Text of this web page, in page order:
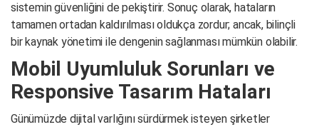
sistemin güvenliğini de pekiştirir. Sonuç olarak, hataların
tamamen ortadan kaldırılması oldukça zordur; ancak, bilinçli
bir kaynak yönetimi ile dengenin sağlanması mümkün olabilir.
Mobil Uyumluluk Sorunları ve
Responsive Tasarım Hataları
Günümüzde dijital varlığını sürdürmek isteyen şirketler